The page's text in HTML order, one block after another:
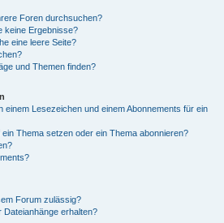
Foren durchsuchen?
keine Ergebnisse?
eine leere Seite?
und Themen finden?
Lesezeichen und einem Abonnements für ein
Thema setzen oder ein Thema abonnieren?
Forum zulässig?
Dateianhänge erhalten?